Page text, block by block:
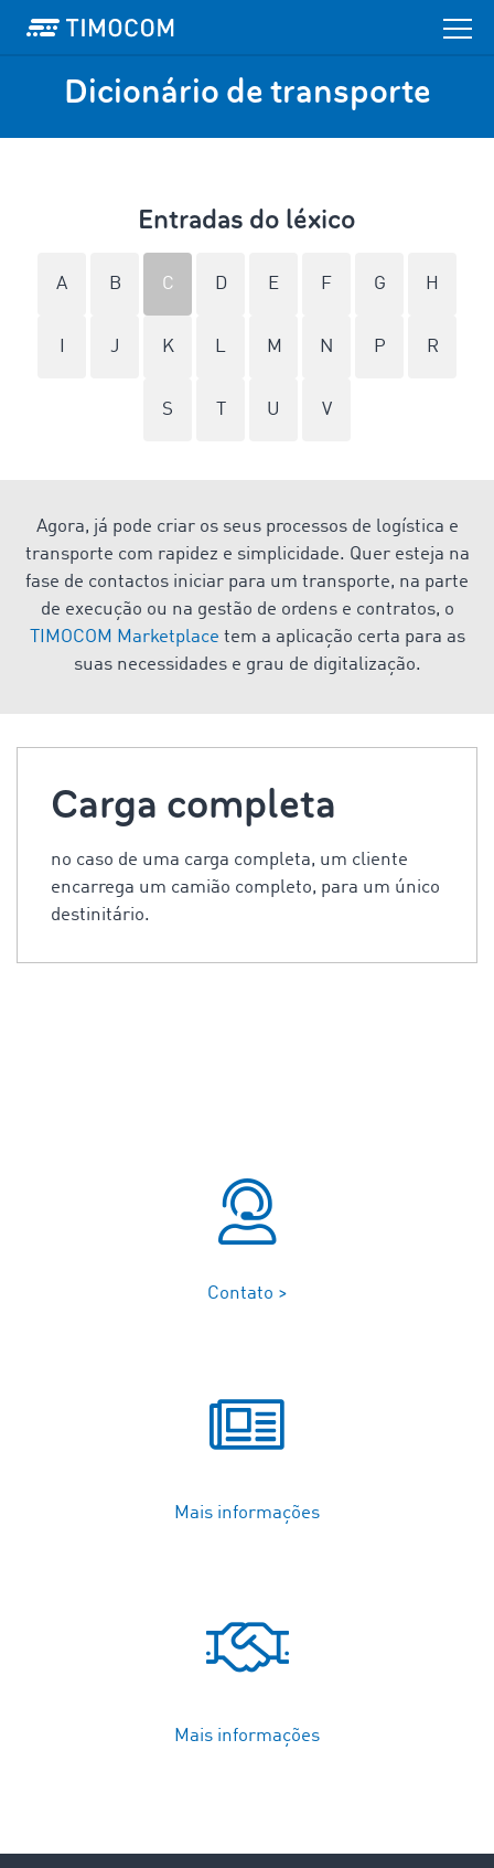
Dicionário de transporte
Entradas do léxico
A B C D E F G H
J K L M N P R
S U V
Agora, já pode criar os seus processos de logística e
transporte com rapidez e simplicidade. Quer esteja na
fase de contactos iniciar para um transporte, na parte
de execução ou na gestão de ordens e contratos, o
TIMOCOM Marketplace tem a aplicação certa para as
suas necessidades e grau de digitalização.
Carga completa
no caso de uma carga completa, um cliente
encarrega um camião completo, para um único
destinitário.
Contato >
Mais informações
Mais informações